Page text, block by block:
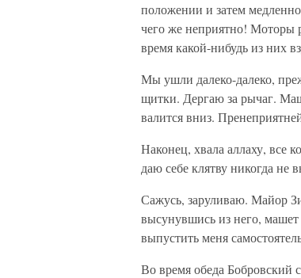
положении и затем
чего же неприятно! Моторы
время какой-нибудь из них
Мы ушли далеко-далеко,
щитки. Дергаю за рычаг.
валится вниз.
Наконец, хвала аллаху, все
даю себе клятву никогда не
Сажусь, заруливаю. Майор
высунувшись из него, машет
выпустить меня
Во время обеда Бобровский